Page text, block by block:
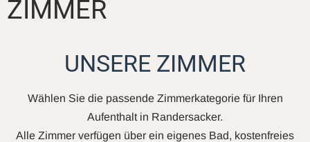
ZIMMER
UNSERE ZIMMER
Wählen Sie die passende Zimmerkategorie für Ihren
Aufenthalt in Randersacker.
Alle Zimmer verfügen über ein eigenes Bad, kostenfreies